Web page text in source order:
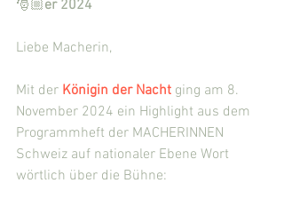
🎅🏼er 2024
Liebe Macherin,
Mit der Königin der Nacht ging am 8.
November 2024 ein Highlight aus dem
Programmheft der MACHERINNEN
Schweiz auf nationaler Ebene Wort
wörtlich über die Bühne: